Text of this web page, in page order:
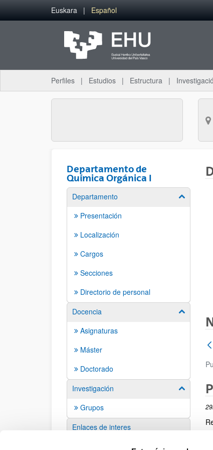
Saltar al contenido principal
Euskara Español
Perfiles Estudios Estructura
Departamento de
Química Orgánica I
Departamento Mostrar/
Presentación
Localización
Cargos
Secciones
Directorio de personal
Docencia
Mostrar/
Asignaturas
Máster
Doctorado
Investigación
Mostrar/
Grupos
Enlaces de interes
Sugerencias y solicitudes